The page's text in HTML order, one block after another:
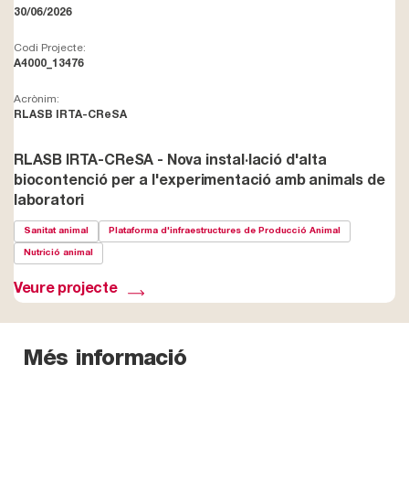
30/06/2026
Codi Projecte:
A4000_13476
Acrònim:
RLASB IRTA-CReSA
RLASB IRTA-CReSA - Nova instal·lació d'alta
biocontenció per a l'experimentació amb animals de
laboratori
Sanitat animal Plataforma d'infraestructures de Producció Animal
Nutrició animal
Veure projecte
Més informació